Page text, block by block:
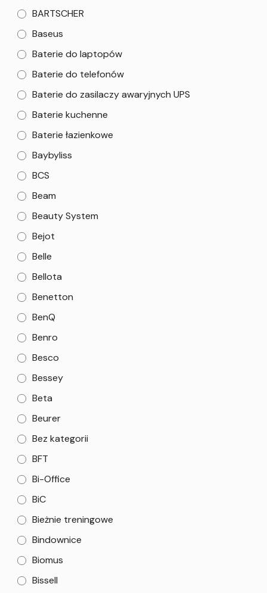
BARTSCHER
Baseus
Baterie do laptopów
Baterie do telefonów
Baterie do zasilaczy awaryjnych UPS
Baterie kuchenne
Baterie łazienkowe
Baybyliss
BCS
Beam
Beauty System
Bejot
Belle
Bellota
Benetton
BenQ
Benro
Besco
Bessey
Beta
Beurer
Bez kategorii
BFT
Bi-Office
BiC
Bieżnie treningowe
Bindownice
Biomus
Bissell